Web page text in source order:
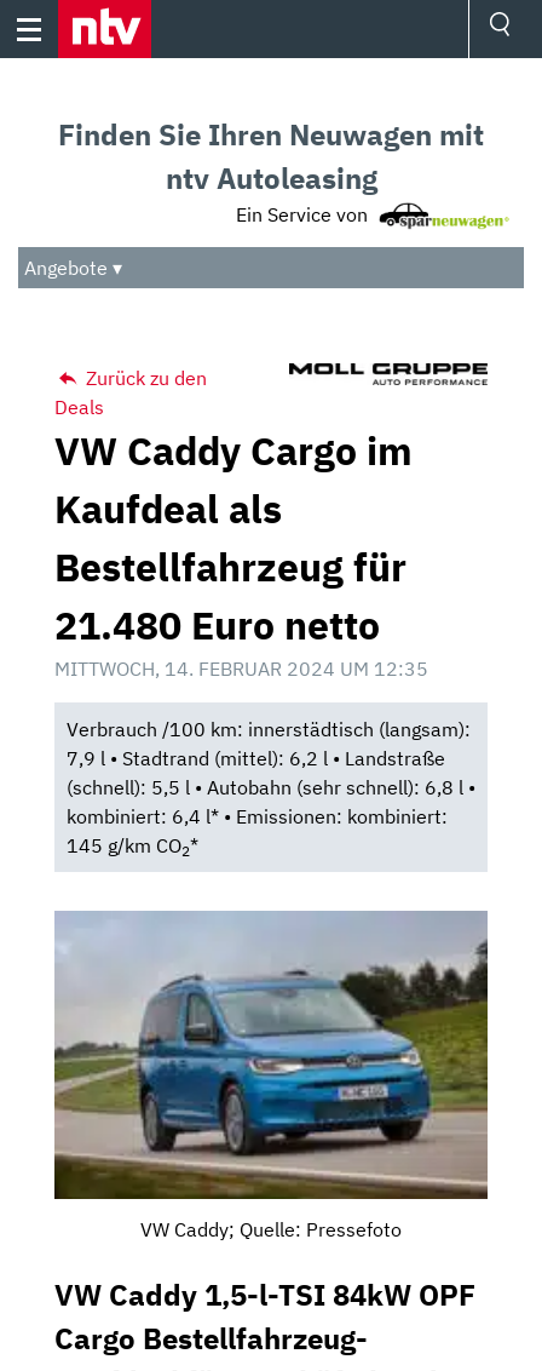
Skip
Audio
Das Beste
Finden Sie Ihren Neuwagen mit
ntv Autoleasing
Ein Service von
Angebote ▾
Zurück zu den
Deals
VW Caddy Cargo im
Kaufdeal als
Bestellfahrzeug für
21.480 Euro netto
MITTWOCH, 14. FEBRUAR 2024 UM 12:35
Verbrauch /100 km: innerstädtisch (langsam):
7,9 l • Stadtrand (mittel): 6,2 l • Landstraße
(schnell): 5,5 l • Autobahn (sehr schnell): 6,8 l •
kombiniert: 6,4 l* • Emissionen: kombiniert:
145 g/km CO2*
VW Caddy; Quelle: Pressefoto
VW Caddy 1,5-l-TSI 84kW OPF
Cargo Bestellfahrzeug-